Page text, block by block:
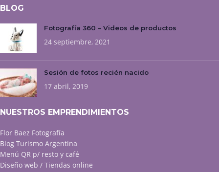
BLOG
Fotografía 360 – Videos de productos
24 septiembre, 2021
Sesión de fotos recién nacido
17 abril, 2019
NUESTROS EMPRENDIMIENTOS
Flor Baez Fotografía
Blog Turismo Argentina
Menú QR p/ resto y café
Diseño web / Tiendas online